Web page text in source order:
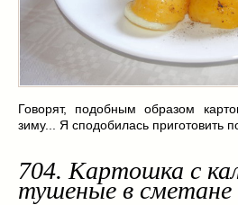
Говорят, подобным образом
зиму... Я сподобилась приготовить
704. Картошка с
тушеные в сметане